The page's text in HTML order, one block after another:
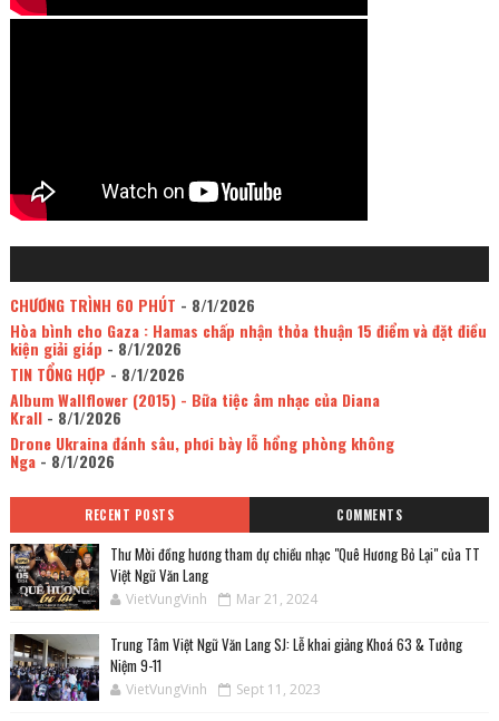
CHƯƠNG TRÌNH 60 PHÚT - 8/1/2026
Hòa bình cho Gaza : Hamas chấp nhận thỏa thuận 15 điểm và đặt điều
kiện giải giáp - 8/1/2026
TIN TỔNG HỢP - 8/1/2026
Album Wallflower (2015) - Bữa tiệc âm nhạc của Diana
Krall- 8/1/2026
Drone Ukraina đánh sâu, phơi bày lỗ hổng phòng không
Nga- 8/1/2026
RECENT POSTS COMMENTS
Thư Mời đồng hương tham dự chiều nhạc "Quê Hương Bỏ Lại" của TT
Việt Ngữ Văn Lang
VietVungVinh Mar 21, 2024
Trung Tâm Việt Ngữ Văn Lang SJ: Lễ khai giảng Khoá 63 & Tưởng
Niệm 9-11
VietVungVinh Sept 11, 2023